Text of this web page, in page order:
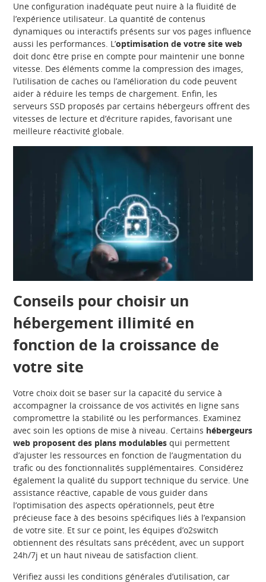
Une configuration inadéquate peut nuire à la fluidité de
l’expérience utilisateur. La quantité de contenus
dynamiques ou interactifs présents sur vos pages influence
aussi les performances. L’optimisation de votre site web
doit donc être prise en compte pour maintenir une bonne
vitesse. Des éléments comme la compression des images,
l’utilisation de caches ou l’amélioration du code peuvent
aider à réduire les temps de chargement. Enfin, les
serveurs SSD proposés par certains hébergeurs offrent des
vitesses de lecture et d’écriture rapides, favorisant une
meilleure réactivité globale.
Conseils pour choisir un
hébergement illimité en
fonction de la croissance de
votre site
Votre choix doit se baser sur la capacité du service à
accompagner la croissance de vos activités en ligne sans
compromettre la stabilité ou les performances. Examinez
avec soin les options de mise à niveau. Certains hébergeurs
web proposent des plans modulables qui permettent
d’ajuster les ressources en fonction de l’augmentation du
trafic ou des fonctionnalités supplémentaires. Considérez
également la qualité du support technique du service. Une
assistance réactive, capable de vous guider dans
l’optimisation des aspects opérationnels, peut être
précieuse face à des besoins spécifiques liés à l’expansion
de votre site. Et sur ce point, les équipes d’o2switch
obtiennent des résultats sans précédent, avec un support
24h/7j et un haut niveau de satisfaction client.
Vérifiez aussi les conditions générales d’utilisation, car